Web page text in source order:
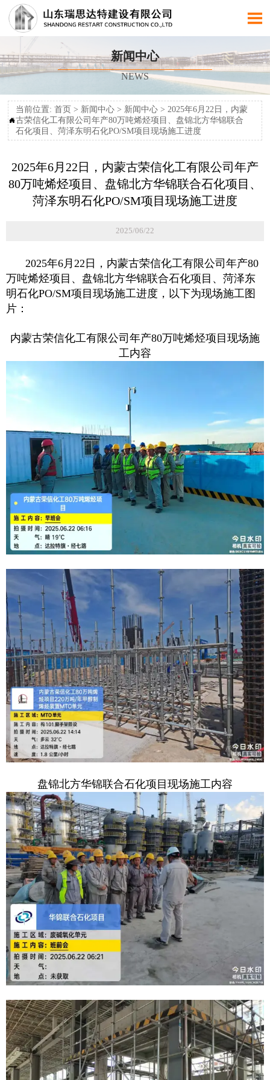

新闻中心
NEWS

当前位置:首页 > 新闻中心 > 新闻中心 > 2025年6月22日，内蒙
古荣信化工有限公司年产80万吨烯烃项目、盘锦北方华锦联合
石化项目、菏泽东明石化PO/SM项目现场施工进度
2025年6月22日，内蒙古荣信化工有限公司年产
80万吨烯烃项目、盘锦北方华锦联合石化项目、
菏泽东明石化PO/SM项目现场施工进度
2025/06/22
2025年6月22日，内蒙古荣信化工有限公司年产80
万吨烯烃项目、盘锦北方华锦联合石化项目、菏泽东
明石化PO/SM项目现场施工进度，以下为现场施工图
片：
内蒙古荣信化工有限公司年产80万吨烯烃项目现场施
工内容
盘锦北方华锦联合石化项目现场施工内容